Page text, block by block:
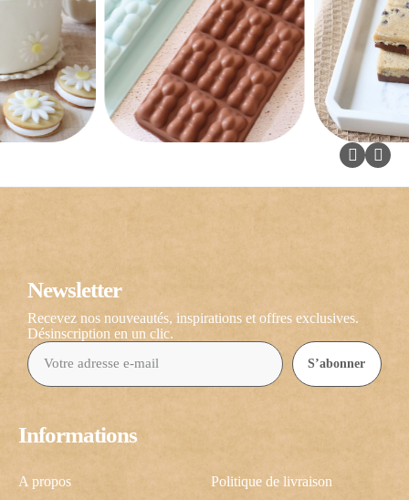
Informations
A propos
Politique de livraison
Newsletter
Recevez nos nouveautés, inspirations et offres exclusives.
Désinscription en un clic.
S’abonner